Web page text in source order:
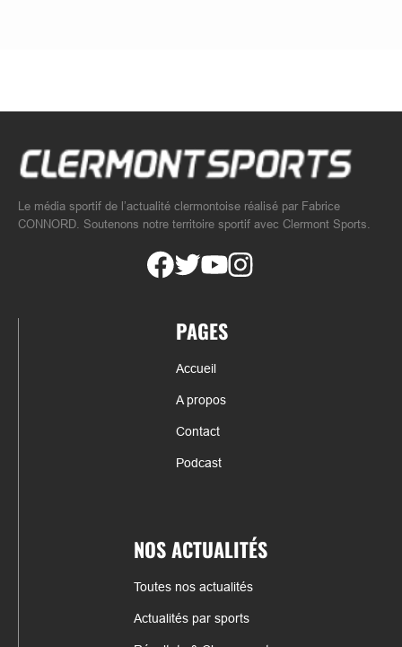
Le média sportif de l’actualité clermontoise réalisé par Fabrice
CONNORD. Soutenons notre territoire sportif avec Clermont Sports.
PAGES
Accueil
A propos
Contact
Podcast
NOS ACTUALITÉS
Toutes nos actualités
Actualités par sports